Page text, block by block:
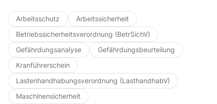
Arbeitsschutz
Arbeitssicherheit
Betriebssicherheitsverordnung (BetrSichV)
Gefährdungsanalyse
Gefährdungsbeurteilung
Kranführerschein
Lastenhandhabungsverordnung (LasthandhabV)
Maschinensicherheit